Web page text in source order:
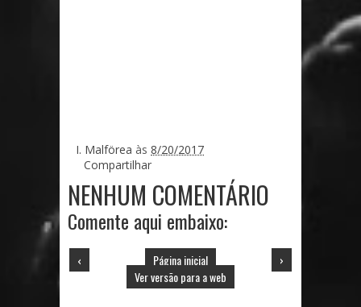
I. Malförea às 8/20/2017
Compartilhar
NENHUM COMENTÁRIO
Comente aqui embaixo:
‹ ›
Página inicial
Ver versão para a web